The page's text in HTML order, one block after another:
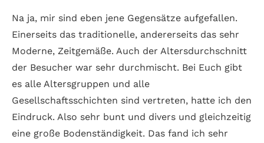
Na ja, mir sind eben jene Gegensätze aufgefallen.
Einerseits das traditionelle, andererseits das sehr
Moderne, Zeitgemäße. Auch der Altersdurchschnitt
der Besucher war sehr durchmischt. Bei Euch gibt
es alle Altersgruppen und alle
Gesellschaftsschichten sind vertreten, hatte ich den
Eindruck. Also sehr bunt und divers und gleichzeitig
eine große Bodenständigkeit. Das fand ich sehr